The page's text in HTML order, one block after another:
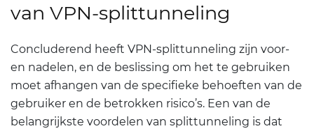
van VPN-splittunneling
Concluderend heeft VPN-splittunneling zijn voor-
en nadelen, en de beslissing om het te gebruiken
moet afhangen van de specifieke behoeften van de
gebruiker en de betrokken risico’s. Een van de
belangrijkste voordelen van splittunneling is dat